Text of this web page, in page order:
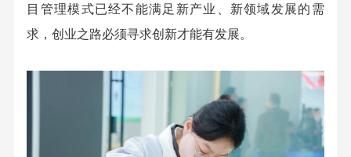
目管理模式已经不能满足新产业、新领域发展的需
求，创业之路必须寻求创新才能有发展。